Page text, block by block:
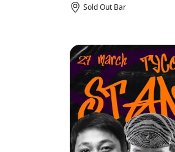
Sold Out Bar